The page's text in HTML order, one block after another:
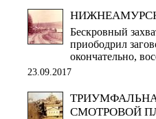
Бескровный
приободрил
окончательно,
23.09.2017
СМОТРОВОЙ